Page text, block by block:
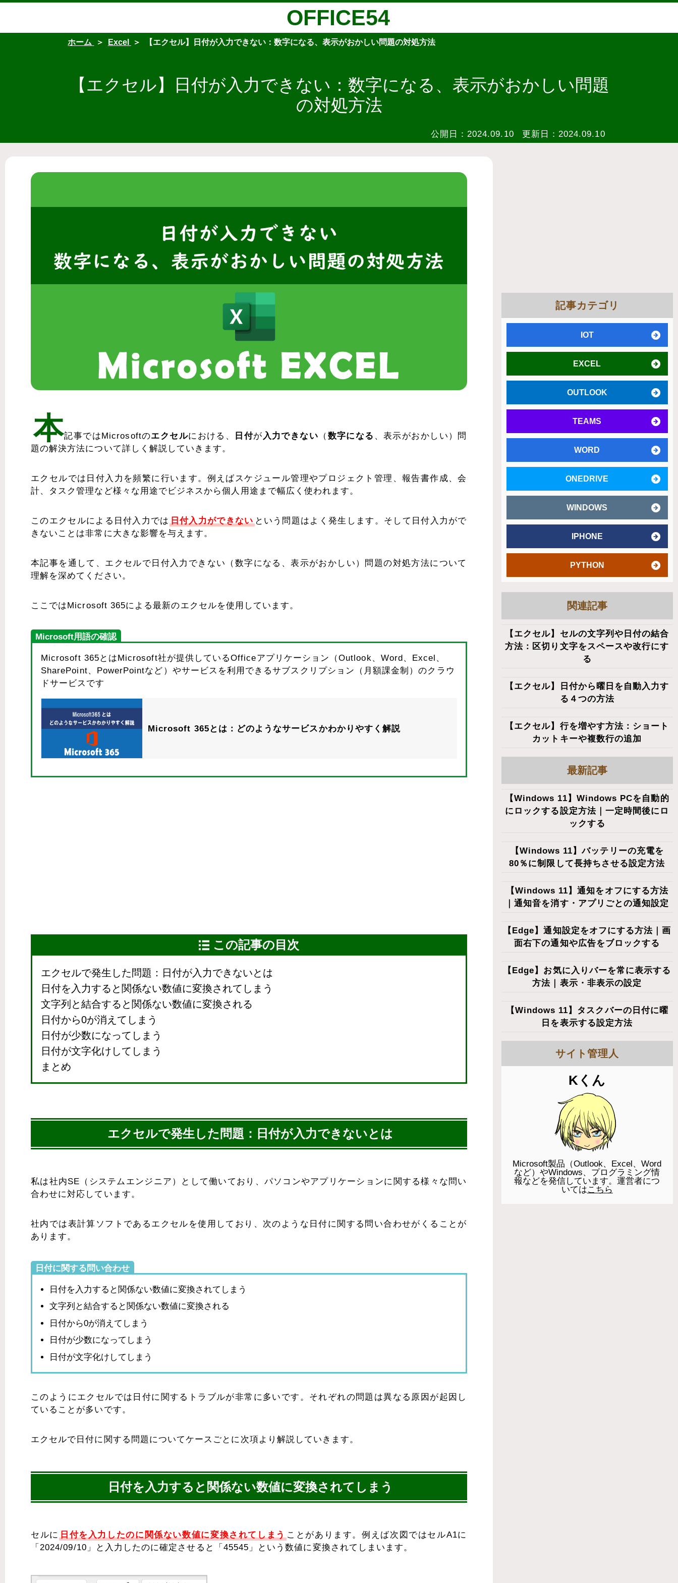
OFFICE54
ホーム Excel 【エクセル】日付が入力できない：数字になる、表示がおかしい問題の対処方法
【エクセル】日付が入力できない：数字になる、表示がおかしい問題
の対処方法
公開日： 2024.09.10 更新日： 2024.09.10
本記事ではMicrosoftのエクセルにおける、 日付が 入力できない （ 数字になる 、表示がおかしい）問
題の解決方法について詳しく解説していきます。
エクセルでは日付入力を頻繁に行います。例えばスケジュール管理やプロジェクト管理、報告書作成、会
計、タスク管理など様々な用途でビジネスから個人用途まで幅広く使われます。
このエクセルによる日付入力では 日付入力ができない という問題はよく発生します。そして日付入力がで
きないことは非常に大きな影響を与えます。
本記事を通して、エクセルで日付入力できない（数字になる、表示がおかしい）問題の対処方法について
理解を深めてください。
ここではMicrosoft 365による最新のエクセルを使用しています。
Microsoft用語の確認
Microsoft 365とはMicrosoft社が提供しているOfficeアプリケーション（Outlook、Word、Excel、
SharePoint、PowerPointなど）やサービスを利用できるサブスクリプション（月額課金制）のクラウ
ドサービスです
Microsoft 365とは：どのようなサービスかわかりやすく解説
この記事の目次
エクセルで発生した問題：日付が入力できないとは
日付を入力すると関係ない数値に変換されてしまう
文字列と結合すると関係ない数値に変換される
日付から0が消えてしまう
日付が少数になってしまう
日付が文字化けしてしまう
まとめ
エクセルで発生した問題：日付が入力できないとは
私は社内SE（システムエンジニア）として働いており、パソコンやアプリケーションに関する様々な問い
合わせに対応しています。
社内では表計算ソフトであるエクセルを使用しており、次のような日付に関する問い合わせがくることが
あります。
日付に関する問い合わせ
日付を入力すると関係ない数値に変換されてしまう
文字列と結合すると関係ない数値に変換される
日付から0が消えてしまう
日付が少数になってしまう
日付が文字化けしてしまう
このようにエクセルでは日付に関するトラブルが非常に多いです。それぞれの問題は異なる原因が起因し
ていることが多いです。
エクセルで日付に関する問題についてケースごとに次項より解説していきます。
日付を入力すると関係ない数値に変換されてしまう
セルに 日付を入力したのに関係ない数値に変換されてしまう ことがあります。例えば次図ではセルA1に
「2024/09/10」と入力したのに確定させると「45545」という数値に変換されてしまいます。
記事カテゴリ
IOT
EXCEL
OUTLOOK
TEAMS
WORD
ONEDRIVE
WINDOWS
IPHONE
PYTHON
関連記事
【エクセル】セルの文字列や日付の結合
方法：区切り文字をスペースや改行にす
る
【エクセル】日付から曜日を自動入力す
る４つの方法
【エクセル】行を増やす方法：ショート
カットキーや複数行の追加
最新記事
【Windows 11】Windows PCを自動的
にロックする設定方法｜一定時間後にロ
ックする
【Windows 11】バッテリーの充電を
80％に制限して長持ちさせる設定方法
【Windows 11】通知をオフにする方法
｜通知音を消す・アプリごとの通知設定
【Edge】通知設定をオフにする方法｜画
面右下の通知や広告をブロックする
【Edge】お気に入りバーを常に表示する
方法｜表示・非表示の設定
【Windows 11】タスクバーの日付に曜
日を表示する設定方法
サイト管理人
Kくん
Microsoft製品（Outlook、Excel、Word
など）やWindows、プログラミング情
報などを発信しています。運営者につ
いてはこちら